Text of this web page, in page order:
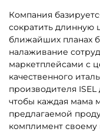
Компания
сократить длинную
ближайших планах
налаживание
маркетплейсами с
качественного
производителя
чтобы каждая мама
предлагаемой
комплимент